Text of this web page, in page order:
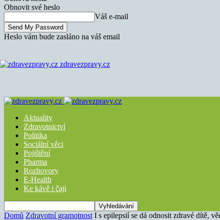
Obnovit své heslo
Váš e-mail
Heslo vám bude zasláno na váš email
zdravezpravy.cz
Aktuality
Zdravotnictví
Politika
Sociální věci
Pojištění
Pharma
Rozhovory
E-Health
Ke kávě i čaji
Domů Zdravotní gramotnost I s epilepsií se dá odnosit zdravé dítě,